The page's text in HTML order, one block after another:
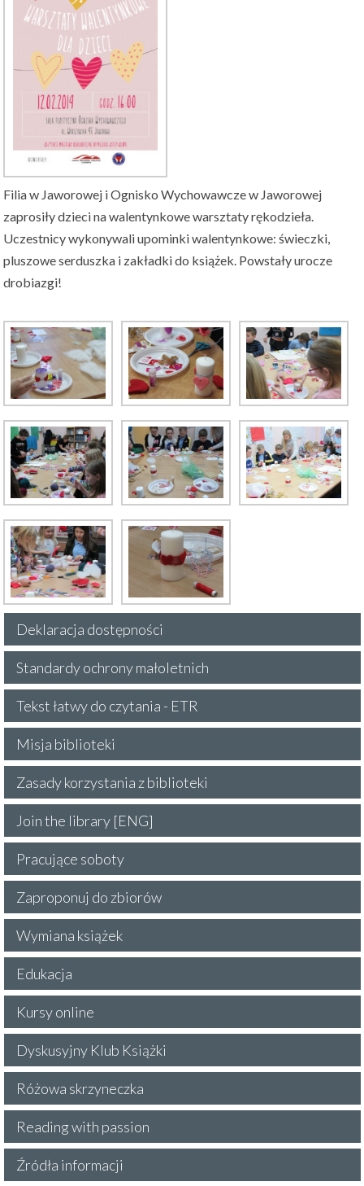
Filia w Jaworowej i Ognisko Wychowawcze w Jaworowej
zaprosiły dzieci na walentynkowe warsztaty rękodzieła.
Uczestnicy wykonywali upominki walentynkowe: świeczki,
pluszowe serduszka i zakładki do książek. Powstały urocze
drobiazgi!
Deklaracja dostępności
Standardy ochrony małoletnich
Tekst łatwy do czytania - ETR
Misja biblioteki
Zasady korzystania z biblioteki
Join the library [ENG]
Pracujące soboty
Zaproponuj do zbiorów
Wymiana książek
Edukacja
Kursy online
Dyskusyjny Klub Książki
Różowa skrzyneczka
Reading with passion
Źródła informacji